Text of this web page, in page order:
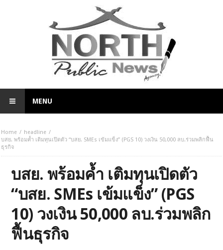
MENU
Home
headline
บสย. พร้อมค้ำ เติมทุนเปิดตัว “บสย. SMEs เข้มแข็ง” (PGS 10) วงเงิน 50,000 ลบ.ร่วมพลิกฟื้น
ธุรกิจ
บสย. พร้อมค้ำ เติมทุนเปิดตัว
“บสย. SMEs เข้มแข็ง” (PGS
10) วงเงิน 50,000 ลบ.ร่วมพลิก
ฟื้นธุรกิจ